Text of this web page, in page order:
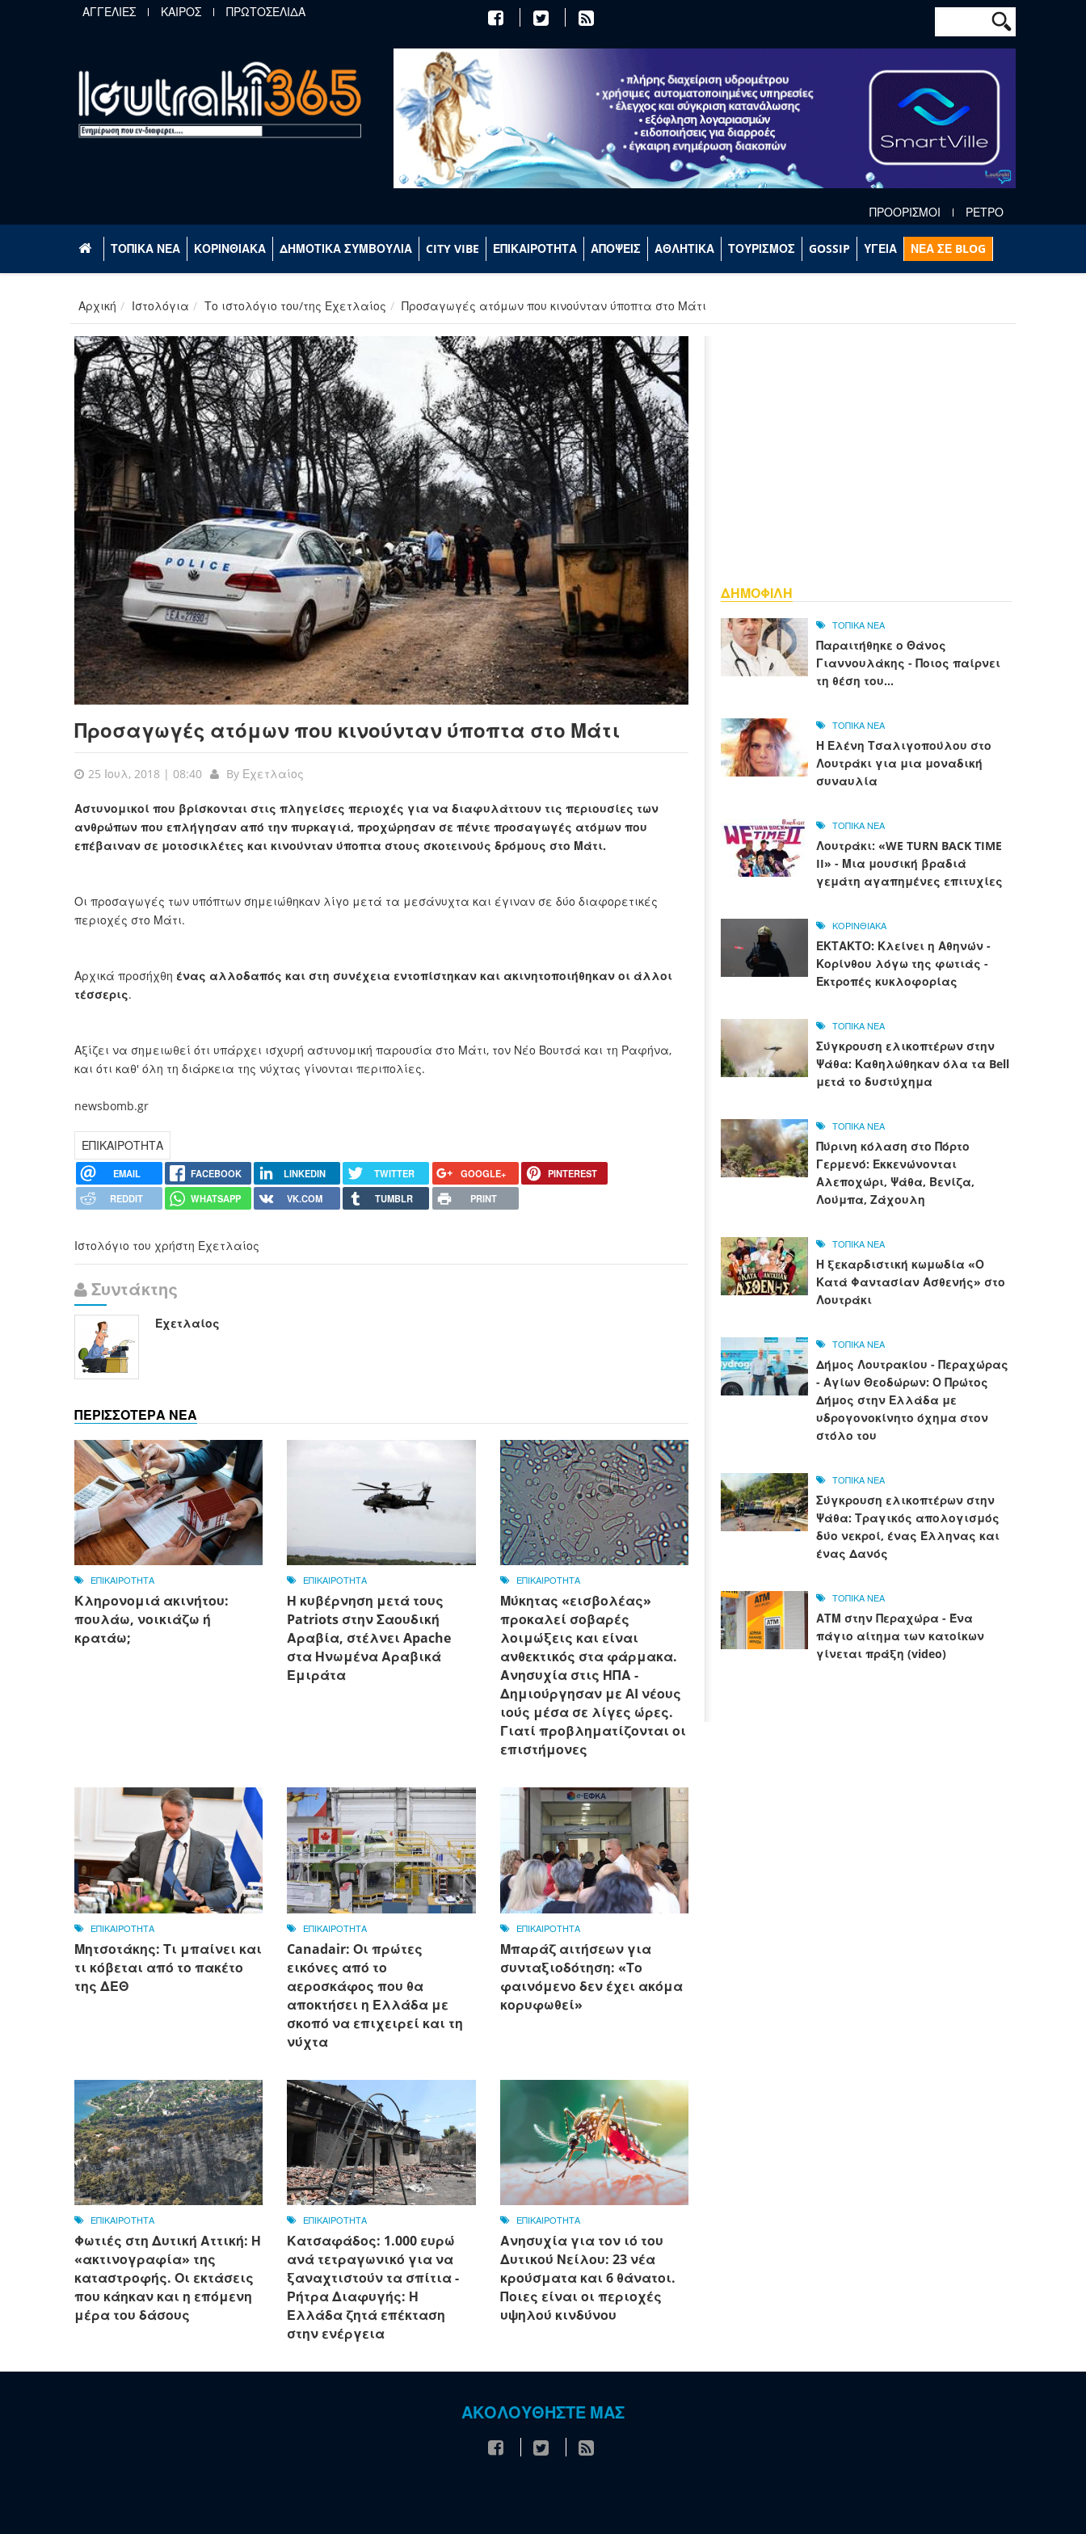
Παράκαμψη προς το κυρίως περιεχόμενο
ΑΓΓΕΛΙΕΣ ΚΑΙΡΟΣ ΠΡΩΤΟΣΕΛΙΔΑ Φόρμα
Αναζήτηση
ΠΡΟΟΡΙΣΜΟΙ ΡΕΤΡΟ
ΤΟΠΙΚΑ ΝΕΑ ΚΟΡΙΝΘΙΑΚΑ ΔΗΜΟΤΙΚΑ ΣΥΜΒΟΥΛΙΑ CITY VIBE ΕΠΙΚΑΙΡΟΤΗΤΑ ΑΠΟΨΕΙΣ ΑΘΛΗΤΙΚΑ ΤΟΥΡΙΣΜΟΣ GOSSIP ΥΓΕΙΑ ΝΕΑ ΣΕ BLOG
Αρχική Ιστολόγια Το ιστολόγιο του/της Εχετλαίος Προσαγωγές ατόμων που κινούνταν ύποπτα στο Μάτι
Προσαγωγές ατόμων που κινούνταν ύποπτα στο Μάτι
25 Ιουλ, 2018 | 08:40 By Εχετλαίος
Αστυνομικοί που βρίσκονται στις πληγείσες περιοχές για να διαφυλάττουν τις περιουσίες των
ανθρώπων που επλήγησαν από την πυρκαγιά, προχώρησαν σε πέντε προσαγωγές ατόμων που
επέβαιναν σε μοτοσικλέτες και κινούνταν ύποπτα στους σκοτεινούς δρόμους στο Μάτι.
Οι προσαγωγές των υπόπτων σημειώθηκαν λίγο μετά τα μεσάνυχτα και έγιναν σε δύο διαφορετικές
περιοχές στο Μάτι.
Αρχικά προσήχθη ένας αλλοδαπός και στη συνέχεια εντοπίστηκαν και ακινητοποιήθηκαν οι άλλοι
τέσσερις.
Αξίζει να σημειωθεί ότι υπάρχει ισχυρή αστυνομική παρουσία στο Μάτι, τον Νέο Βουτσά και τη Ραφήνα,
και ότι καθ' όλη τη διάρκεια της νύχτας γίνονται περιπολίες.
newsbomb.gr
ΕΠΙΚΑΙΡΟΤΗΤΑ
EMAIL FACEBOOK LINKEDIN TWITTER GOOGLE+
PINTEREST
REDDIT
WHATSAPP VK.COM TUMBLR PRINT
Ιστολόγιο του χρήστη Εχετλαίος
Συντάκτης
Εχετλαίος
ΠΕΡΙΣΣΟΤΕΡΑ ΝΕΑ
ΕΠΙΚΑΙΡΟΤΗΤΑ
Κληρονομιά ακινήτου:
πουλάω, νοικιάζω ή
κρατάω;
ΕΠΙΚΑΙΡΟΤΗΤΑ
Η κυβέρνηση μετά τους
Patriots στην Σαουδική
Αραβία, στέλνει Apache
στα Ηνωμένα Αραβικά
Εμιράτα
ΕΠΙΚΑΙΡΟΤΗΤΑ
Μύκητας «εισβολέας»
προκαλεί σοβαρές
λοιμώξεις και είναι
ανθεκτικός στα φάρμακα.
Ανησυχία στις ΗΠΑ -
Δημιούργησαν με AI νέους
ιούς μέσα σε λίγες ώρες.
Γιατί προβληματίζονται οι
επιστήμονες
ΕΠΙΚΑΙΡΟΤΗΤΑ
Μητσοτάκης: Τι μπαίνει και
τι κόβεται από το πακέτο
της ΔΕΘ
ΕΠΙΚΑΙΡΟΤΗΤΑ
Canadair: Οι πρώτες
εικόνες από το
αεροσκάφος που θα
αποκτήσει η Ελλάδα με
σκοπό να επιχειρεί και τη
νύχτα
ΕΠΙΚΑΙΡΟΤΗΤΑ
Μπαράζ αιτήσεων για
συνταξιοδότηση: «Το
φαινόμενο δεν έχει ακόμα
κορυφωθεί»
ΕΠΙΚΑΙΡΟΤΗΤΑ
Φωτιές στη Δυτική Αττική: Η
«ακτινογραφία» της
καταστροφής. Οι εκτάσεις
που κάηκαν και η επόμενη
μέρα του δάσους
ΕΠΙΚΑΙΡΟΤΗΤΑ
Κατσαφάδος: 1.000 ευρώ
ανά τετραγωνικό για να
ξαναχτιστούν τα σπίτια -
Ρήτρα Διαφυγής: Η
Ελλάδα ζητά επέκταση
στην ενέργεια
ΕΠΙΚΑΙΡΟΤΗΤΑ
Ανησυχία για τον ιό του
Δυτικού Νείλου: 23 νέα
κρούσματα και 6 θάνατοι.
Ποιες είναι οι περιοχές
υψηλού κινδύνου
ΔΗΜΟΦΙΛΗ
ΤΟΠΙΚΑ ΝΕΑ
Παραιτήθηκε ο Θάνος
Γιαννουλάκης - Ποιος παίρνει
τη θέση του...
ΤΟΠΙΚΑ ΝΕΑ
Η Ελένη Τσαλιγοπούλου στο
Λουτράκι για μια μοναδική
συναυλία
ΤΟΠΙΚΑ ΝΕΑ
Λουτράκι: «WE TURN BACK TIME
II» - Μια μουσική βραδιά
γεμάτη αγαπημένες επιτυχίες
ΚΟΡΙΝΘΙΑΚΑ
ΕΚΤΑΚΤΟ: Κλείνει η Αθηνών -
Κορίνθου λόγω της φωτιάς -
Εκτροπές κυκλοφορίας
ΤΟΠΙΚΑ ΝΕΑ
Σύγκρουση ελικοπτέρων στην
Ψάθα: Καθηλώθηκαν όλα τα Bell
μετά το δυστύχημα
ΤΟΠΙΚΑ ΝΕΑ
Πύρινη κόλαση στο Πόρτο
Γερμενό: Εκκενώνονται
Αλεποχώρι, Ψάθα, Βενίζα,
Λούμπα, Ζάχουλη
ΤΟΠΙΚΑ ΝΕΑ
Η ξεκαρδιστική κωμωδία «Ο
Κατά Φαντασίαν Ασθενής» στο
Λουτράκι
ΤΟΠΙΚΑ ΝΕΑ
Δήμος Λουτρακίου - Περαχώρας
- Αγίων Θεοδώρων: Ο Πρώτος
Δήμος στην Ελλάδα με
υδρογονοκίνητο όχημα στον
στόλο του
ΤΟΠΙΚΑ ΝΕΑ
Σύγκρουση ελικοπτέρων στην
Ψάθα: Τραγικός απολογισμός
δύο νεκροί, ένας Έλληνας και
ένας Δανός
ΤΟΠΙΚΑ ΝΕΑ
ΑΤΜ στην Περαχώρα - Ένα
πάγιο αίτημα των κατοίκων
γίνεται πράξη (video)
ΑΚΟΛΟΥΘΗΣΤΕ ΜΑΣ